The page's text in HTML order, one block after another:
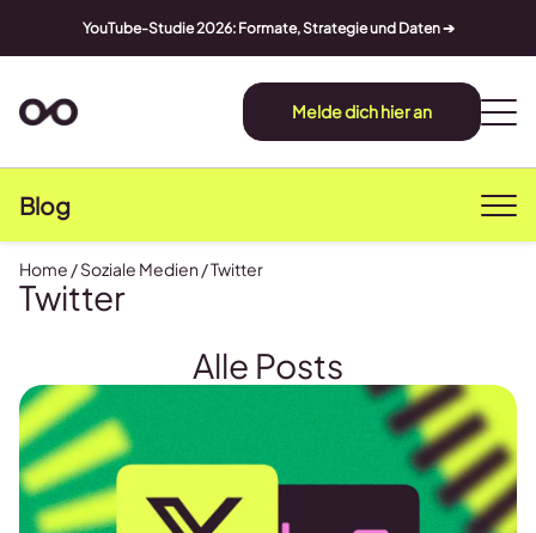
YouTube-Studie 2026: Formate, Strategie und Daten ➔
Melde dich hier an
Blog
Home /Soziale Medien /Twitter
Twitter
Alle Posts